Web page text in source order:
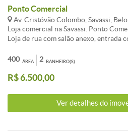
Ponto Comercial
Av. Cristóvão Colombo, Savassi,
Loja comercial na Savassi. Ponto
Loja de rua com salão anexo, entrada
Savassi para vários segmentos.
ÁREA
400 BANHEIRO(S)
2
R$ 6.500,00
Ver detalhes do